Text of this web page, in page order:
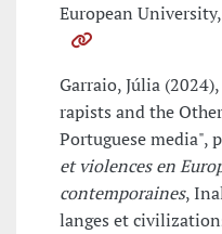
European
Garraio, Júlia
rapists and the
Portuguese media",
et violences en
contemporaines,
langes et